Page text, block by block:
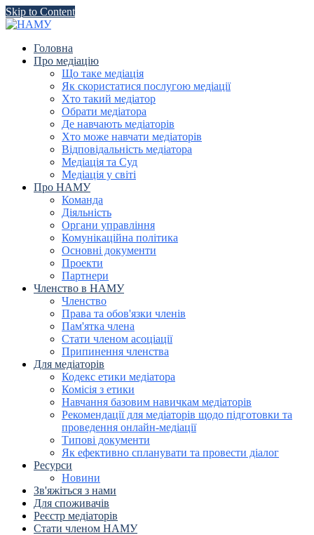
Skip to Content
Головна
Про медіацію
Що таке медіація
Як скористатися послугою медіації
Хто такий медіатор
Обрати медіатора
Де навчають медіаторів
Хто може навчати медіаторів
Відповідальність медіатора
Медіація та Суд
Медіація у світі
Про НАМУ
Команда
Діяльність
Органи управління
Комунікаційна політика
Основні документи
Проекти
Партнери
Членство в НАМУ
Членство
Права та обов'язки членів
Пам'ятка члена
Стати членом асоціації
Припинення членства
Для медіаторів
Кодекс етики медіатора
Комісія з етики
Навчання базовим навичкам медіаторів
Рекомендації для медіаторів щодо підготовки та
проведення онлайн-медіації
Типові документи
Як ефективно спланувати та провести діалог
Ресурси
Новини
Зв'яжіться з нами
Для споживачів
Реєстр медіаторів
Стати членом НАМУ